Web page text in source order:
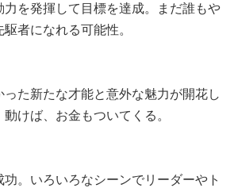
力を発揮して目標を達成。まだ誰もや
者になれる可能性。
った新たな才能と意外な魅力が開花し
けば、お金もついてくる。
。いろいろなシーンでリーダーやト